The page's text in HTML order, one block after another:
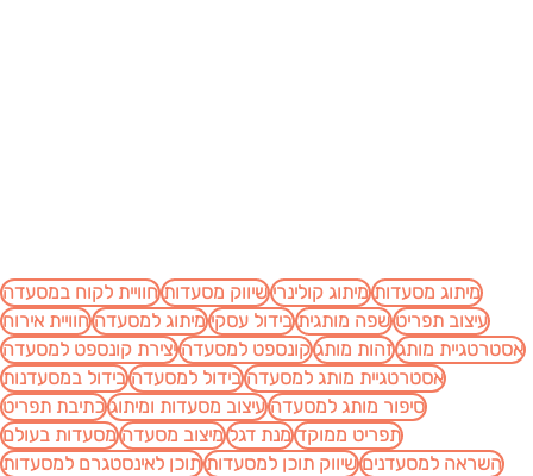
מיתוג מסעדות מיתוג קולינרי שיווק מסעדות חוויית לקוח במסעדה
עיצוב תפריט שפה מותגית בידול עסקי מיתוג למסעדה חוויית אירוח
אסטרטגיית מותג זהות מותג קונספט למסעדה יצירת קונספט למסעדה
אסטרטגיית מותג למסעדה בידול למסעדה בידול במסעדנות
סיפור מותג למסעדה עיצוב מסעדות ומיתוג כתיבת תפריט
תפריט ממוקד מנת דגל מיצוב מסעדה מסעדות בעולם
השראה למסעדנים שיווק תוכן למסעדות תוכן לאינסטגרם למסעדות